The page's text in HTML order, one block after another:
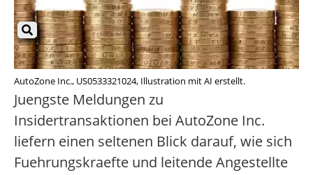
AutoZone Inc., US0533321024, Illustration mit AI erstellt.
Juengste Meldungen zu
Insidertransaktionen bei AutoZone Inc.
liefern einen seltenen Blick darauf, wie sich
Fuehrungskraefte und leitende Angestellte